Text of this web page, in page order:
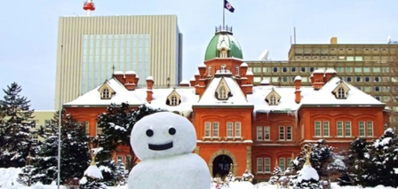
繁體中文
ภาษาไทย
한국어
日本語
푸드
즐길거리
이노베이션
쇼핑